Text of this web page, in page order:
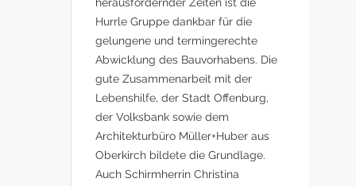
Hurrle Gruppe dankbar für die
gelungene und termingerechte
Abwicklung des Bauvorhabens. Die
gute Zusammenarbeit mit der
Lebenshilfe, der Stadt Offenburg,
der Volksbank sowie dem
Architekturbüro Müller+Huber aus
Oberkirch bildete die Grundlage.
Auch Schirmherrin Christina